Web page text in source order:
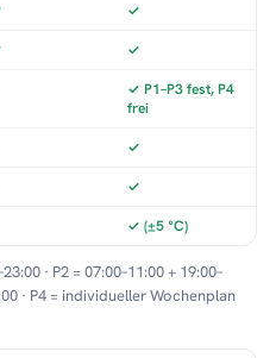
✓
✓
✓ P1–P3 fest, P4
frei
✓
✓
✓ (±5 °C)
· P2 = 07:00–11:00 + 19:00–
· P4 = individueller Wochenplan